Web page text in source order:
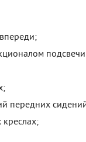
передних